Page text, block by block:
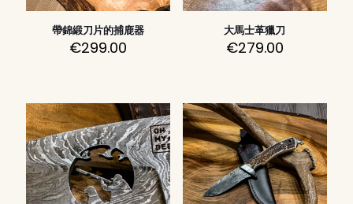
帶錦緞刀片的捕鹿器
€299.00
大馬士革獵刀
€279.00